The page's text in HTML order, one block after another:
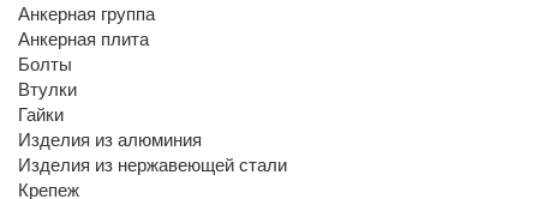
Анкерная группа
Анкерная плита
Болты
Втулки
Гайки
Изделия из алюминия
Изделия из нержавеющей стали
Крепеж